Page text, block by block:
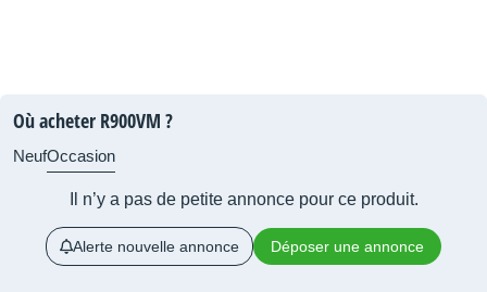
Où acheter R900VM ?
NeufOccasion
Il n’y a pas de petite annonce pour ce produit.
Alerte nouvelle annonce Déposer une annonce